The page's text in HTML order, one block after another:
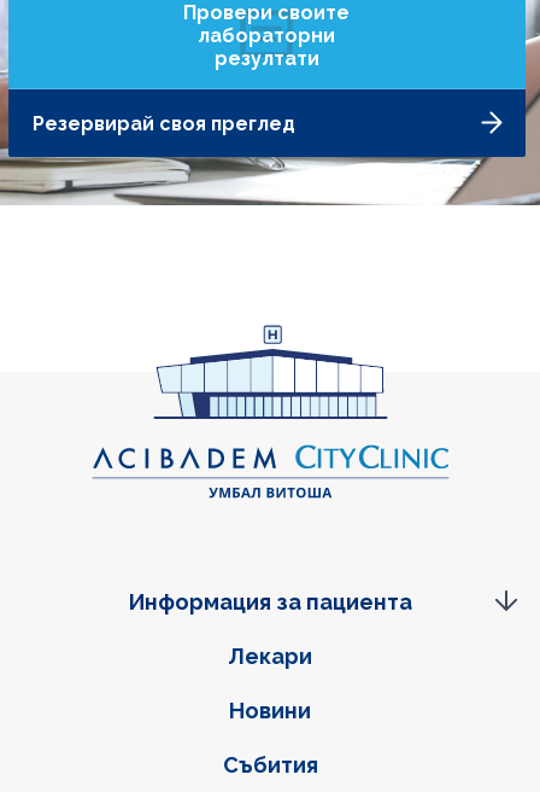
Провери своите
лабораторни
резултати
Резервирай своя преглед
Фуутер навигация
Лекари
Новини
Събития
Информация за пациента